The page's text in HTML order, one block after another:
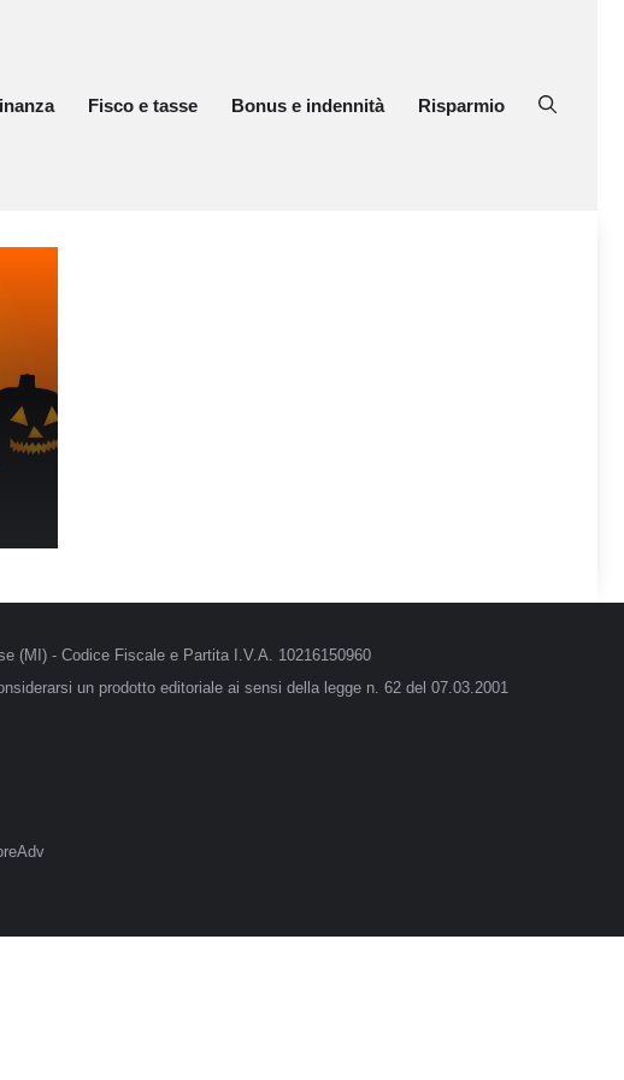
Fisco e tasse Bonus e indennità Risparmio
(MI) - Codice Fiscale e Partita I.V.A. 10216150960
un prodotto editoriale ai sensi della legge n. 62 del 07.03.2001